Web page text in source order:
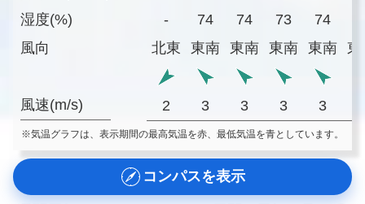
湿度(%)
風向
風速(m/s)
-
74 74 73 74
北東
東南 東南 東南 東南 東
2 3 3 3 3
※気温グラフは、表示期間の最高気温を赤、最低気温を青としています。
コンパスを表示